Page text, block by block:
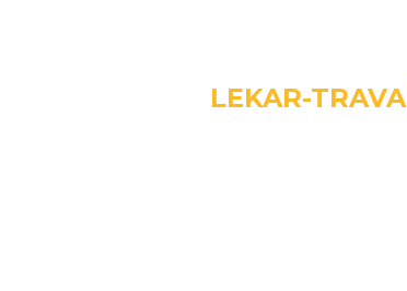
LEKAR-TRAVA